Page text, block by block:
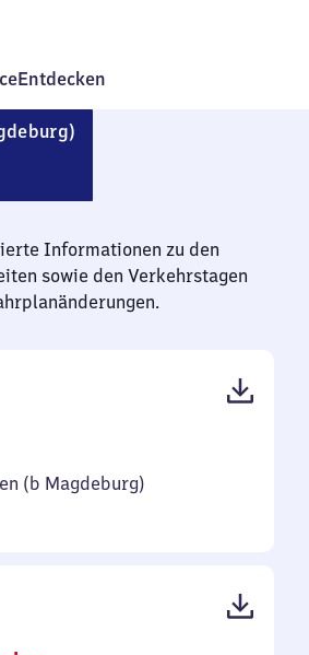
Entdecken
Informationen zu den
sowie den Verkehrstagen
(b Magdeburg)